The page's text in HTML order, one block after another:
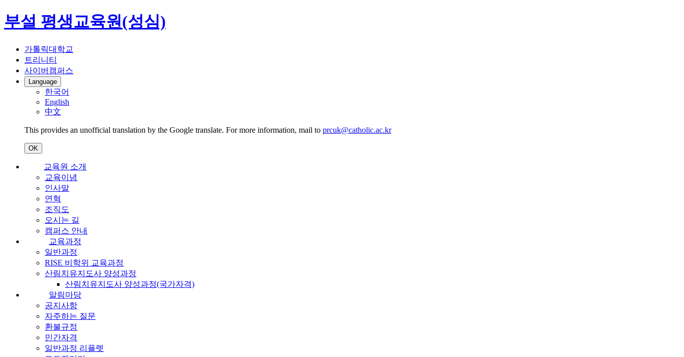
부설 평생교육원(성심)
가톨릭대학교
트리니티
사이버캠퍼스
Language
한국어
English
中文
This provides an unofficial translation by the Google translate. For more information, mail to prcuk@catholic.ac.kr
OK
교육원 소개
교육이념
인사말
연혁
조직도
오시는 길
캠퍼스 안내
교육과정
일반과정
RISE 비학위 교육과정
산림치유지도사 양성과정
산림치유지도사 양성과정(국가자격)
알림마당
공지사항
자주하는 질문
환불규정
민간자격
일반과정 리플렛